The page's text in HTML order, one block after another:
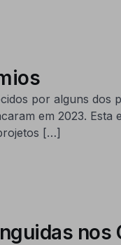
por alguns dos
em 2023.
[…]
nos